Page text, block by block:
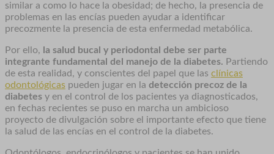
similar a como lo hace la obesidad; de hecho, la presencia de
problemas en las encías pueden ayudar a identificar
precozmente la presencia de esta enfermedad metabólica.
Por ello, la salud bucal y periodontal debe ser parte
integrante fundamental del manejo de la diabetes. Partiendo
de esta realidad, y conscientes del papel que las clínicas
odontológicas pueden jugar en la detección precoz de la
diabetes y en el control de los pacientes ya diagnosticados,
en fechas recientes se puso en marcha un ambicioso
proyecto de divulgación sobre el importante efecto que tiene
la salud de las encías en el control de la diabetes.